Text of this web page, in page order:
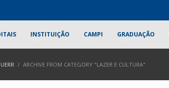
INSTITUIÇÃO CAMPI GRADUAÇÃO
ARCHIVE FROM CATEGORY "LAZER E CULTURA"